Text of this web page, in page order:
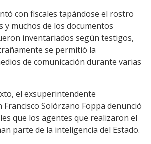
con fiscales tapándose el rostro
y muchos de los documentos
inventariados según testigos,
se permitió la
de comunicación durante varias
el exsuperintendente
Francisco Solórzano Foppa denunció
que los agentes que realizaron el
parte de la inteligencia del Estado.